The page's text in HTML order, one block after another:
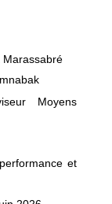
Marassabré
Moyens
et